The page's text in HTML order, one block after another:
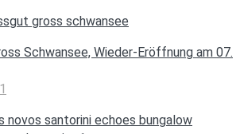
Schwansee, Wieder-Eröffnung am 07.